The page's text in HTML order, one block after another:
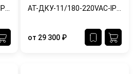
АТ-ДКУ-11/150-220VAC-IP65/67-Ex АТ-ДКУ-11/180-220VAC-IP65/67-Ex
от 29 300 ₽